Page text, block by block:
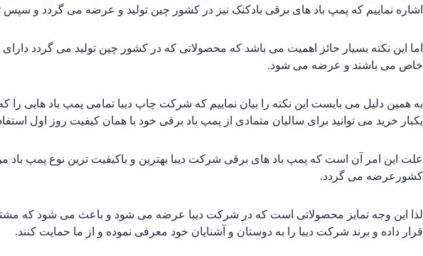
اشاره نماییم که پمپ باد های برقی بادکنک نیز در کشور چین تولید و عرضه می گردد و
خاص می باشند و عرضه می شود.
به همین دلیل می بایست این نکته را بیان نماییم که شرکت چاپ دیبا تمامی پمپ باد هایی
یکبار خرید می توانید برای سالیان متمادی از پمپ باد برقی خود با همان کیفیت روز اول
علت این امر آن است که پمپ باد های برقی شرکت دیبا بهترین و باکیفیت ترین نوع پمپ باد
کشورعرضه می گردد.
لذا این وجه تمایز محصولاتی است که در شرکت دیبا عرضه می شود و باعث می شود که
قرار داده و برند شرکت دیبا را به دوستان و آشنایان خود معرفی نموده و از ما حمایت کنند.